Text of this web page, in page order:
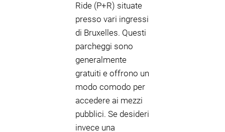
Ride (P+R) situate
presso vari ingressi
di Bruxelles. Questi
parcheggi sono
generalmente
gratuiti e offrono un
modo comodo per
accedere ai mezzi
pubblici. Se desideri
invece una